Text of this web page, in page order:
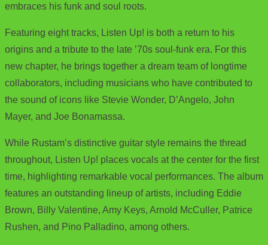
embraces his funk and soul roots.
Featuring eight tracks, Listen Up! is both a return to his
origins and a tribute to the late ’70s soul-funk era. For this
new chapter, he brings together a dream team of longtime
collaborators, including musicians who have contributed to
the sound of icons like Stevie Wonder, D’Angelo, John
Mayer, and Joe Bonamassa.
While Rustam’s distinctive guitar style remains the thread
throughout, Listen Up! places vocals at the center for the first
time, highlighting remarkable vocal performances. The album
features an outstanding lineup of artists, including Eddie
Brown, Billy Valentine, Amy Keys, Arnold McCuller, Patrice
Rushen, and Pino Palladino, among others.